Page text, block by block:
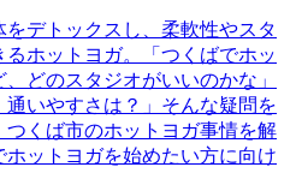
デトックスし、柔軟性やスタ
ホットヨガ。「つくばでホッ
どのスタジオがいいのかな」
通いやすさは？」そんな疑問を
つくば市のホットヨガ事情を解
ットヨガを始めたい方に向け